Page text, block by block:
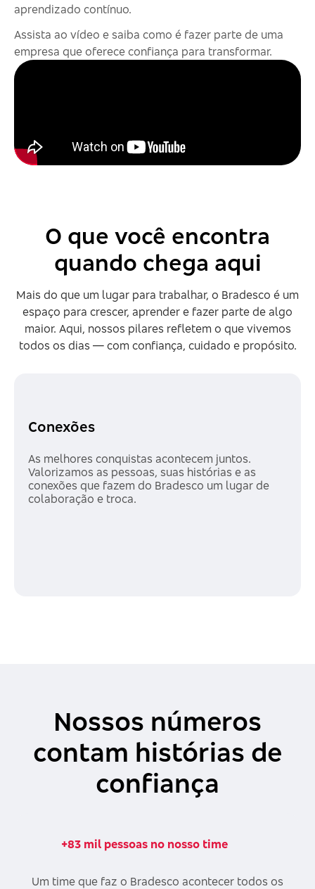
aprendizado contínuo.
Assista ao vídeo e saiba como é fazer parte de uma
empresa que oferece confiança para transformar.
O que você encontra
quando chega aqui
Mais do que um lugar para trabalhar, o Bradesco é um
espaço para crescer, aprender e fazer parte de algo
maior. Aqui, nossos pilares refletem o que vivemos
todos os dias — com confiança, cuidado e propósito.
Conexões
As melhores conquistas acontecem juntos.
Valorizamos as pessoas, suas histórias e as
conexões que fazem do Bradesco um lugar de
colaboração e troca.
Nossos números
contam histórias de
confiança
+83 mil pessoas no nosso time
Um time que faz o Bradesco acontecer todos os